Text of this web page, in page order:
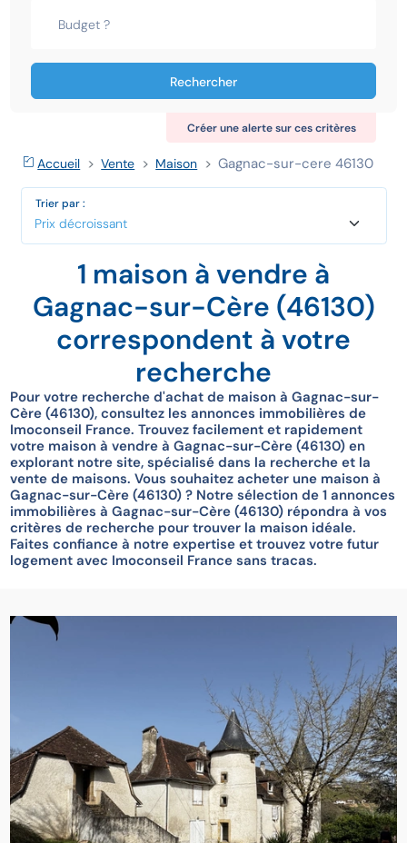
Rechercher
Créer une alerte sur ces critères
Accueil Vente Maison Gagnac-sur-cere 46130
Trier par :
1 maison à vendre à
Gagnac-sur-Cère (46130)
correspondent à votre
recherche
Pour votre recherche d'achat de maison à Gagnac-sur-
Cère (46130), consultez les annonces immobilières de
Imoconseil France. Trouvez facilement et rapidement
votre maison à vendre à Gagnac-sur-Cère (46130) en
explorant notre site, spécialisé dans la recherche et la
vente de maisons. Vous souhaitez acheter une maison à
Gagnac-sur-Cère (46130) ? Notre sélection de 1 annonces
immobilières à Gagnac-sur-Cère (46130) répondra à vos
critères de recherche pour trouver la maison idéale.
Faites confiance à notre expertise et trouvez votre futur
logement avec Imoconseil France sans tracas.